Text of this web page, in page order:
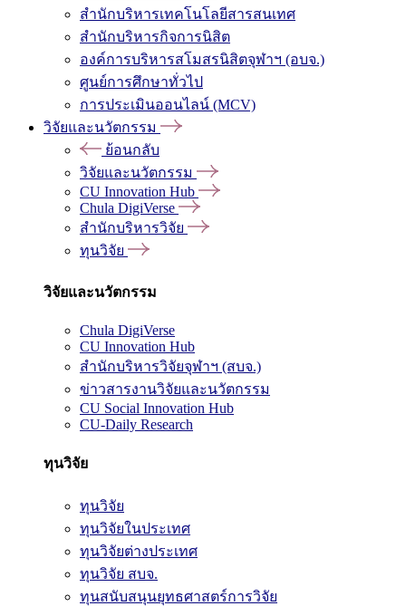
สำนักบริหารเทคโนโลยีสารสนเทศ
สำนักบริหารกิจการนิสิต
องค์การบริหารสโมสรนิสิตจุฬาฯ (อบจ.)
ศูนย์การศึกษาทั่วไป
การประเมินออนไลน์ (MCV)
วิจัยและนวัตกรรม
ย้อนกลับ
วิจัยและนวัตกรรม
CU Innovation Hub
Chula DigiVerse
สำนักบริหารวิจัย
ทุนวิจัย
วิจัยและนวัตกรรม
Chula DigiVerse
CU Innovation Hub
สำนักบริหารวิจัยจุฬาฯ (สบจ.)
ข่าวสารงานวิจัยและนวัตกรรม
CU Social Innovation Hub
CU-Daily Research
ทุนวิจัย
ทุนวิจัย
ทุนวิจัยในประเทศ
ทุนวิจัยต่างประเทศ
ทุนวิจัย สบจ.
ทุนสนับสนุนยุทธศาสตร์การวิจัย